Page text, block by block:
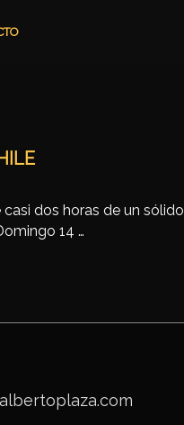
dos horas de un sólido
14 …